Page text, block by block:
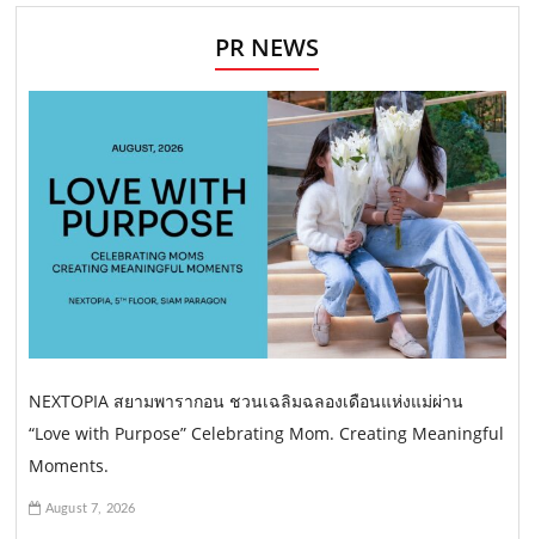
PR NEWS
NEXTOPIA สยามพารากอน ชวนเฉลิมฉลองเดือนแห่งแม่ผ่าน
“Love with Purpose” Celebrating Mom. Creating Meaningful
Moments.
August 7, 2026